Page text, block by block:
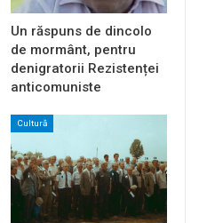
Un răspuns de dincolo
de mormânt, pentru
denigratorii Rezistenței
anticomuniste
Cultură